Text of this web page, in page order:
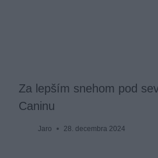
Za lepším snehom pod
Caninu
Jaro 28. decembra 2024